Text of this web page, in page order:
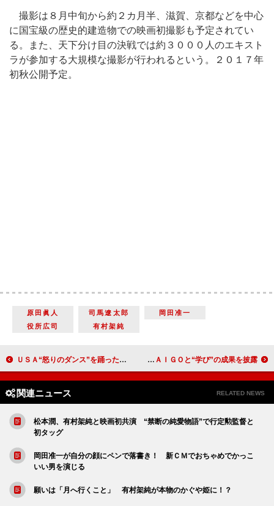
撮影は８月中旬から約２カ月半、滋賀、京都などを中心
に国宝級の歴史的建造物での映画初撮影も予定されてい
る。また、天下分け目の決戦では約３０００人のエキスト
ラが参加する大規模な撮影が行われるという。２０１７年
初秋公開予定。
原田眞人 司馬遼太郎
岡田准一
役所広司
有村架純
ＵＳＡ“怒りのダンス”を踊った過去を振り返る ＥＸＩＬＥ ＴＲＩＢＥの後輩たちにエール ローラ、交際質問には困惑の笑み？ ＤＡＩＧＯと“学び”の成果を披露
関連ニュース RELATED NEWS
松本潤、有村架純と映画初共演 “禁断の純愛物語”で行定勲監督と
初タッグ
岡田准一が自分の顔にペンで落書き！ 新ＣＭでおちゃめでかっこ
いい男を演じる
願いは「月へ行くこと」 有村架純が本物のかぐや姫に！？